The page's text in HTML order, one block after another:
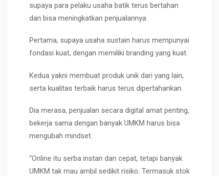
supaya para pelaku usaha batik terus bertahan
dan bisa meningkatkan penjualannya.
Pertama, supaya usaha sustain harus mempunyai
fondasi kuat, dengan memiliki branding yang kuat.
Kedua yakni membuat produk unik dari yang lain,
serta kualitas terbaik harus terus dipertahankan.
Dia merasa, penjualan secara digital amat penting,
bekerja sama dengan banyak UMKM harus bisa
mengubah mindset.
“Online itu serba instan dan cepat, tetapi banyak
UMKM tak mau ambil sedikit risiko. Termasuk stok